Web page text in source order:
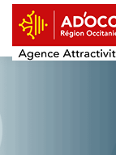
principal